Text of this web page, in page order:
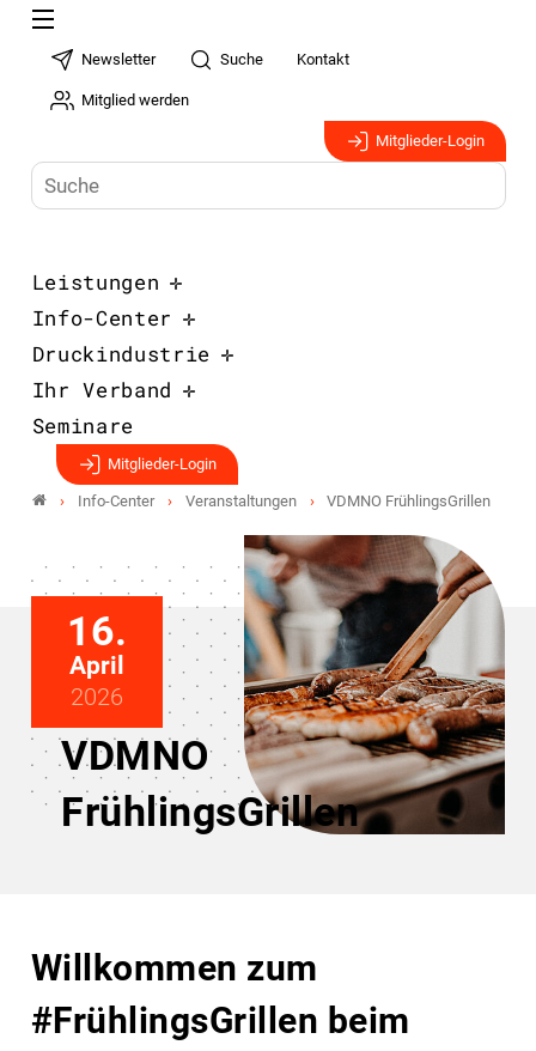
Newsletter Suche Kontakt
Mitglied werden
Mitglieder-Login
Leistungen
Info-Center
Druckindustrie
Ihr Verband
Seminare
Mitglieder-Login
Info-Center Veranstaltungen VDMNO FrühlingsGrillen
16.
April
2026
VDMNO
FrühlingsGrillen
Willkommen zum
#FrühlingsGrillen beim